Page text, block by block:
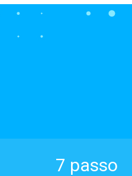
7 passo